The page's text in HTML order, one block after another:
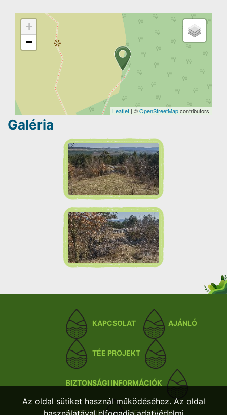
+
−
Leaflet | ©OpenStreetMapcontributors
Galéria
KAPCSOLAT AJÁNLÓ
TÉE PROJEKT
BIZTONSÁGI INFORMÁCIÓK
WEBSHOP HELYSZÍNEK
Az oldal sütiket használ működéséhez. Az oldal